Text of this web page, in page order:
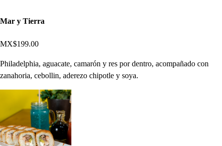
Mar y Tierra
MX$199.00
Philadelphia, aguacate, camarón y res por dentro, acompañado con
zanahoria, cebollin, aderezo chipotle y soya.